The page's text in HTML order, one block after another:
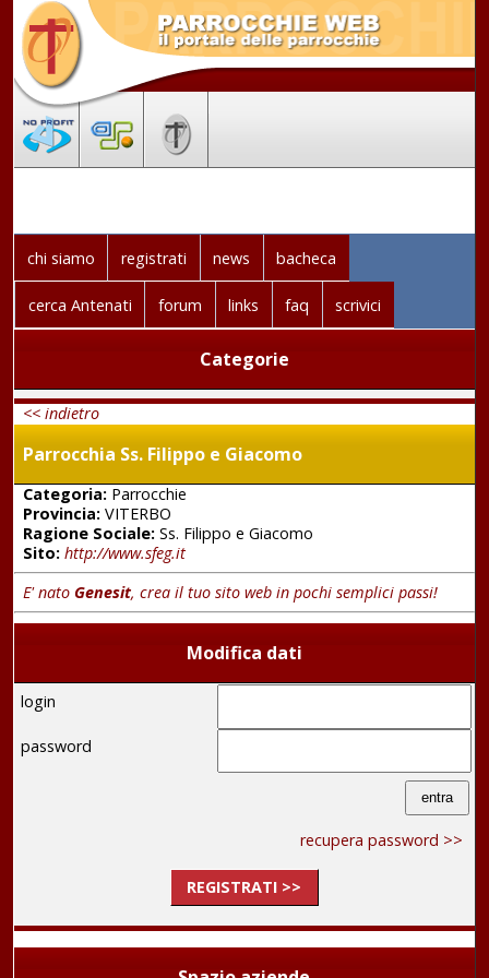
chi siamo registrati news bacheca
cerca Antenati forum links faq scrivici
Categorie
<< indietro
Parrocchia Ss. Filippo e Giacomo
Categoria:Parrocchie
Provincia:VITERBO
Ragione Sociale:Ss. Filippo e Giacomo
Sito: http://www.sfeg.it
E' nato Genesit, crea il tuo sito web in pochi semplici passi!
Modifica dati
login
password
recupera password >>
REGISTRATI >>